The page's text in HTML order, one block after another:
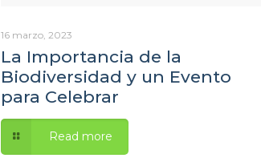
16 marzo, 2023
La Importancia de la
Biodiversidad y un Evento
para Celebrar
Read more